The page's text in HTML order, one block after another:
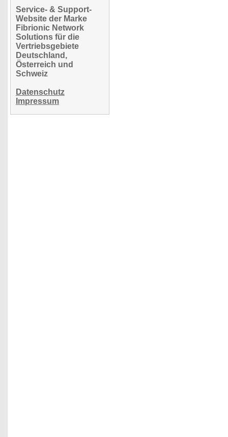
Service- & Support-
Website der Marke
Fibrionic Network
Solutions für die
Vertriebsgebiete
Deutschland,
Österreich und
Schweiz
Datenschutz
Impressum